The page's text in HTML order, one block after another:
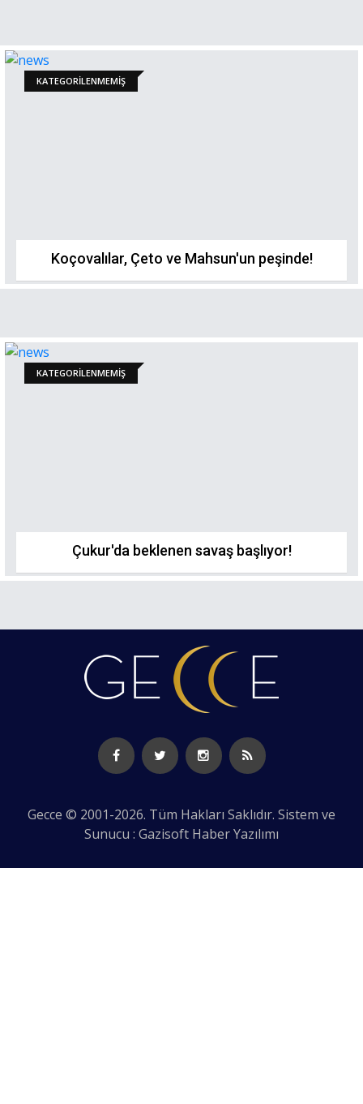
KATEGORILENMEMIŞ
Koçovalılar, Çeto ve Mahsun'un peşinde!
KATEGORILENMEMIŞ
Çukur'da beklenen savaş başlıyor!
Gecce © 2001-2026. Tüm Hakları Saklıdır. Sistem ve
Sunucu : Gazisoft Haber Yazılımı